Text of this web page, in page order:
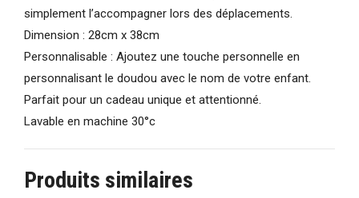
simplement l’accompagner lors des déplacements.
Dimension : 28cm x 38cm
Personnalisable : Ajoutez une touche personnelle en
personnalisant le doudou avec le nom de votre enfant.
Parfait pour un cadeau unique et attentionné.
Lavable en machine 30°c
Produits similaires